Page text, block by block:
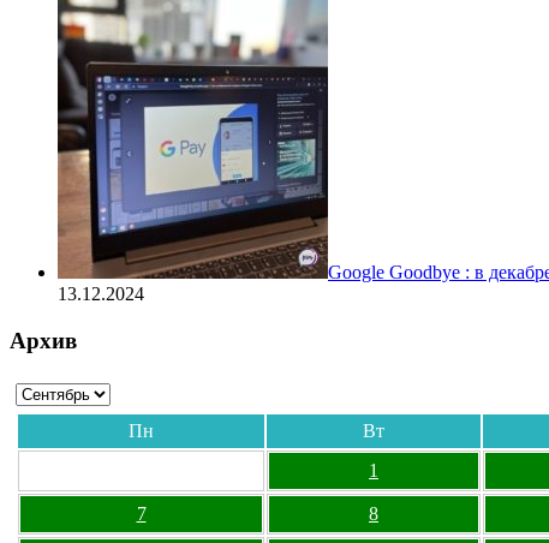
Google Goodbye : в
13.12.2024
Архив
Пн Вт
1
7 8